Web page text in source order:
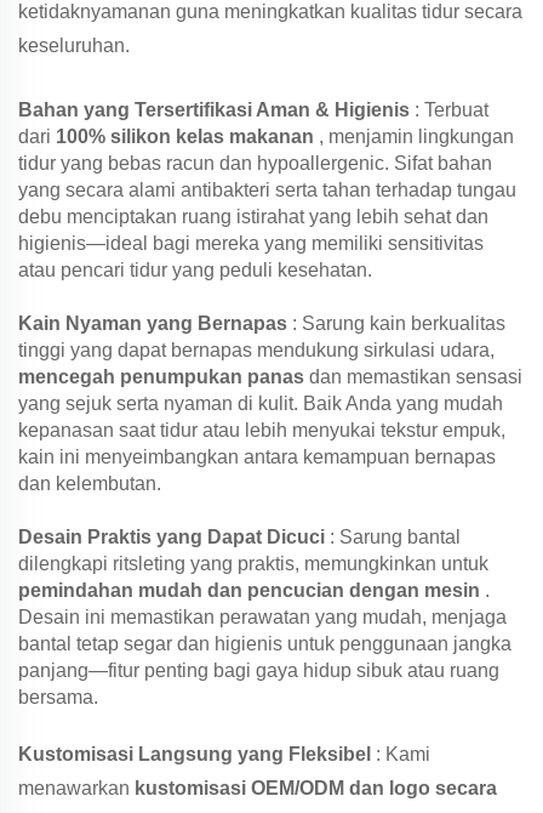
ketidaknyamanan guna meningkatkan kualitas tidur secara
keseluruhan.
Bahan yang Tersertifikasi Aman & Higienis : Terbuat
dari 100% silikon kelas makanan , menjamin lingkungan
tidur yang bebas racun dan hypoallergenic. Sifat bahan
yang secara alami antibakteri serta tahan terhadap tungau
debu menciptakan ruang istirahat yang lebih sehat dan
higienis—ideal bagi mereka yang memiliki sensitivitas
atau pencari tidur yang peduli kesehatan.
Kain Nyaman yang Bernapas : Sarung kain berkualitas
tinggi yang dapat bernapas mendukung sirkulasi udara,
mencegah penumpukan panas dan memastikan sensasi
yang sejuk serta nyaman di kulit. Baik Anda yang mudah
kepanasan saat tidur atau lebih menyukai tekstur empuk,
kain ini menyeimbangkan antara kemampuan bernapas
dan kelembutan.
Desain Praktis yang Dapat Dicuci : Sarung bantal
dilengkapi ritsleting yang praktis, memungkinkan untuk
pemindahan mudah dan pencucian dengan mesin .
Desain ini memastikan perawatan yang mudah, menjaga
bantal tetap segar dan higienis untuk penggunaan jangka
panjang—fitur penting bagi gaya hidup sibuk atau ruang
bersama.
Kustomisasi Langsung yang Fleksibel : Kami
menawarkan kustomisasi OEM/ODM dan logo secara